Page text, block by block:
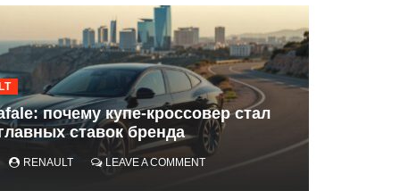
почему купе-кроссовер стал
ставок бренда
RENAULT LEAVE A COMMENTON